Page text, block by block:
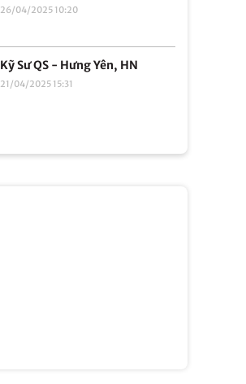
26/04/2025 10:20
Kỹ Sư QS - Hưng Yên, HN
21/04/2025 15:31